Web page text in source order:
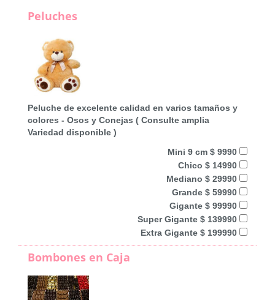
Peluches
Peluche de excelente calidad en varios tamaños y
colores - Osos y Conejas ( Consulte amplia
Variedad disponible )
Mini 9 cm $ 9990
Chico $ 14990
Mediano $ 29990
Grande $ 59990
Gigante $ 99990
Super Gigante $ 139990
Extra Gigante $ 199990
Bombones en Caja